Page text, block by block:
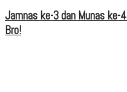
Jamnas ke-3 dan Munas ke-
Bro!